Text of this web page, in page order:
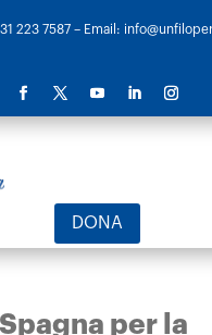
223 7587– Email:
DONA
per la